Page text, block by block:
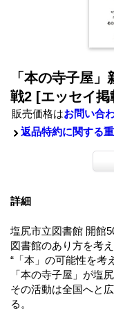
「本の寺子屋
戦2 [エッセイ掲
販売価格はお問い合
返品特約に関する
詳細
塩尻市立図書館 開館
図書館のあり方を考
“「本」の可能性を
「本の寺子屋」が塩
その活動は全国へと
る。